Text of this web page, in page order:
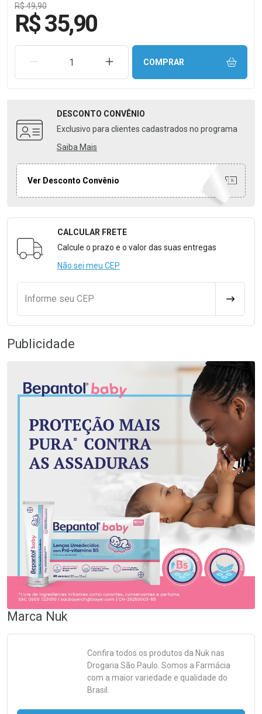
R$ 49,90
R$ 35,90
REMOVER UMA UNIDADEAUMENTAR UMA UNIDADE
COMPRAR
DESCONTO CONVÊNIO
Exclusivo para clientes cadastrados no programa
Saiba Mais
Ver Desconto Convênio
Formulário para Calcular o Frete
CALCULAR FRETE
Calcule o prazo e o valor das suas entregas
Não sei meu CEP
Informe seu CEP
Publicidade
Marca Nuk
Confira todos os produtos da Nuknas
Drogaria São Paulo. Somos a Farmácia
com a maior variedade e qualidade do
Brasil.